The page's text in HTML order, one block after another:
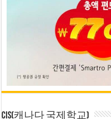
CIS(캐나다 국제학교)